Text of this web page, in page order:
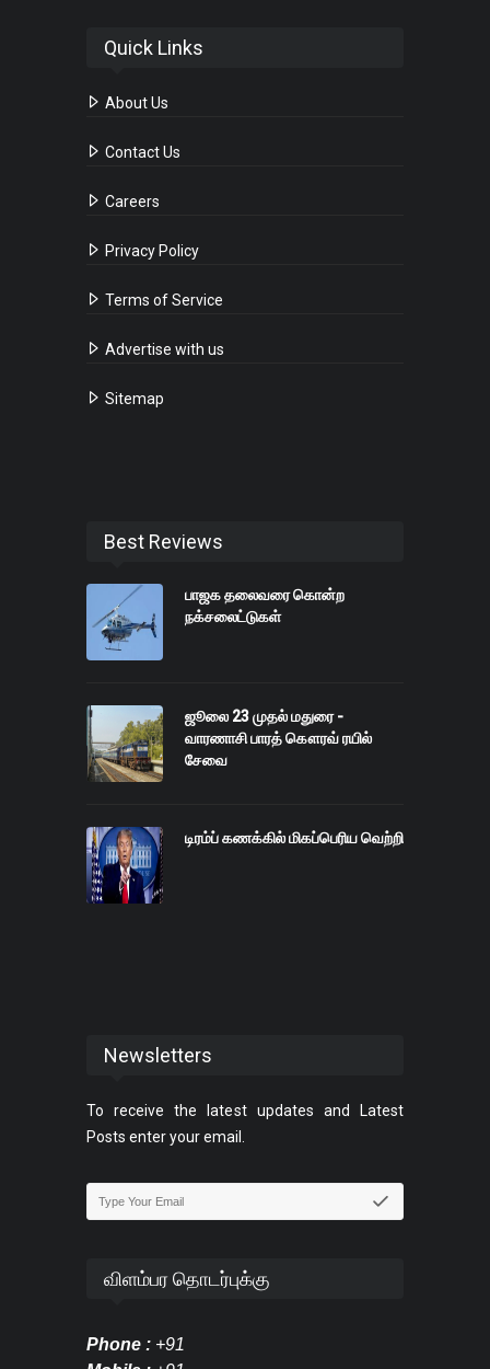
Quick Links
About Us
Contact Us
Careers
Privacy Policy
Terms of Service
Advertise with us
Sitemap
Best Reviews
பாஜக தலைவரை கொன்ற
நக்சலைட்டுகள்
ஜூலை 23 முதல் மதுரை -
வாரணாசி பாரத் கௌரவ் ரயில்
சேவை
டிரம்ப் கணக்கில் மிகப்பெரிய வெற்றி
Newsletters
To receive the latest updates and Latest
Posts enter your email.
விளம்பர தொடர்புக்கு
Phone : +91